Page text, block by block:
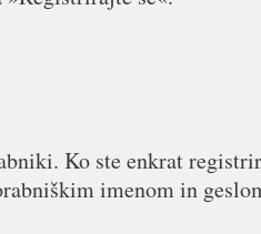
Ko ste enkrat
imenom in